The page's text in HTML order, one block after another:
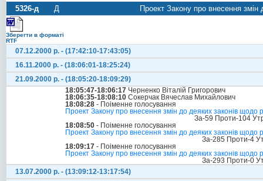
5326-д Д Проект Закону про внесення змін
Зберегти в форматі
RTF
07.12.2000 р. - (17:42:10-17:43:05)
16.11.2000 р. - (18:06:01-18:25:24)
21.09.2000 р. - (18:05:20-18:09:29)
18:05:47-18:06:17 Черненко Віталій Григорович
18:06:35-18:08:10 Сокерчак Вячеслав Михайлович
18:08:28 - Поіменне голосування
Проект Закону про внесення змін до деяких законів щодо
За-59 Проти-104
18:08:50 - Поіменне голосування
Проект Закону про внесення змін до деяких законів щодо
За-285 Проти-4
18:09:17 - Поіменне голосування
Проект Закону про внесення змін до деяких законів щодо
За-293 Проти-0
13.07.2000 р. - (13:09:12-13:17:54)